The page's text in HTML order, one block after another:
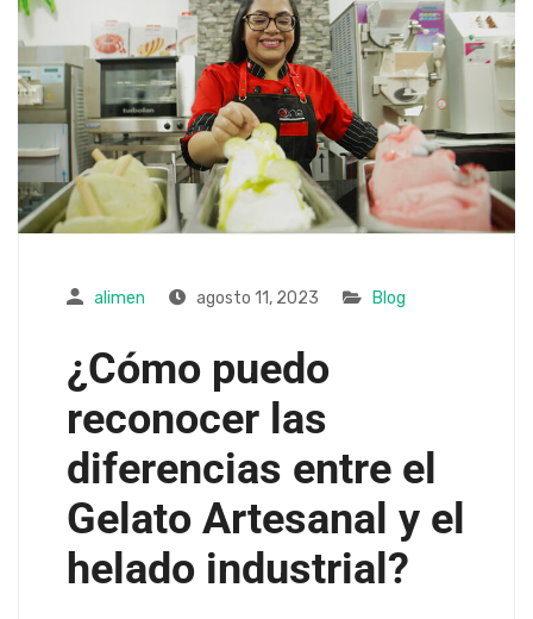
alimen agosto 11, 2023 Blog
¿Cómo puedo
reconocer las
diferencias entre el
Gelato Artesanal y el
helado industrial?